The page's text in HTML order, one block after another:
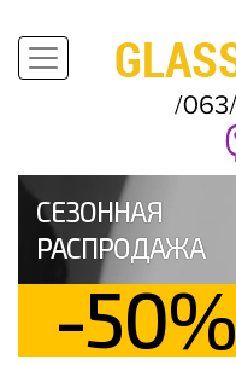
СЕЗОННАЯ
РАСПРОДАЖА
-50%